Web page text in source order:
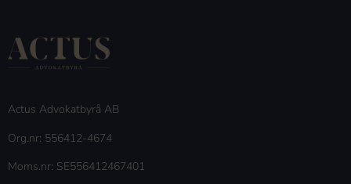
Actus Advokatbyrå AB
Org.nr: 556412-4674
Moms.nr: SE556412467401